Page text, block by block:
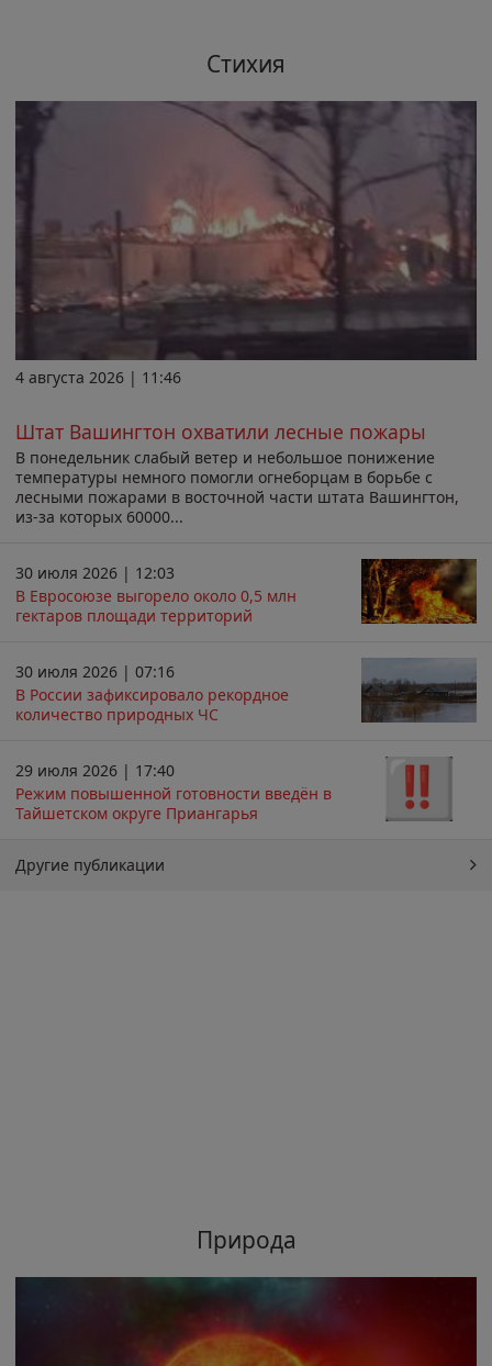
Стихия
4 августа 2026 | 11:46
Штат Вашингтон охватили лесные пожары
В понедельник слабый ветер и небольшое понижение
температуры немного помогли огнеборцам в борьбе с
лесными пожарами в восточной части штата Вашингтон,
из-за которых 60000...
30 июля 2026 | 12:03
В Евросоюзе выгорело около 0,5 млн
гектаров площади территорий
30 июля 2026 | 07:16
В России зафиксировало рекордное
количество природных ЧС
29 июля 2026 | 17:40
Режим повышенной готовности введён в
Тайшетском округе Приангарья
Другие публикации
Природа